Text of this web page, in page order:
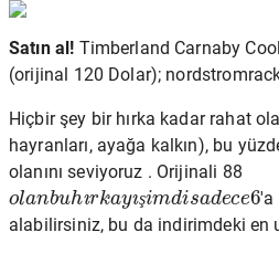
Satın al! Timberland Carnaby
(orijinal 120 Dolar);
Hiçbir şey bir hırka kadar rahat
hayranları, ayağa kalkın), bu
olanını seviyoruz . Orijinali 88
ş
olanbuhırkayış imdisadec e6
'a
alabilirsiniz, bu da indirimdeki en